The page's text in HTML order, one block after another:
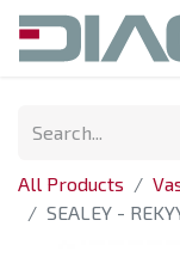
All Products
SEALEY -